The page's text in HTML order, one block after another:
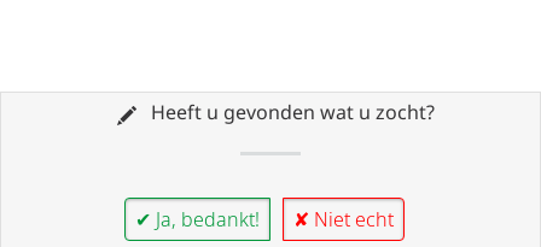
Heeft u gevonden wat u zocht?
✔ Ja, bedankt! ✘ Niet echt